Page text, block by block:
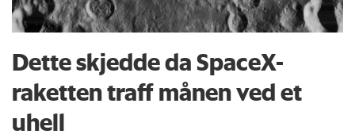
Dette skjedde da SpaceX-
raketten traff månen ved et
uhell